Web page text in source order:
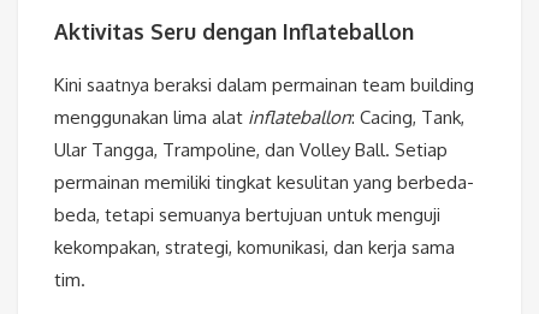
Aktivitas Seru dengan Inflateballon
Kini saatnya beraksi dalam permainan team building
menggunakan lima alat inflateballon: Cacing, Tank,
Ular Tangga, Trampoline, dan Volley Ball. Setiap
permainan memiliki tingkat kesulitan yang berbeda-
beda, tetapi semuanya bertujuan untuk menguji
kekompakan, strategi, komunikasi, dan kerja sama
tim.